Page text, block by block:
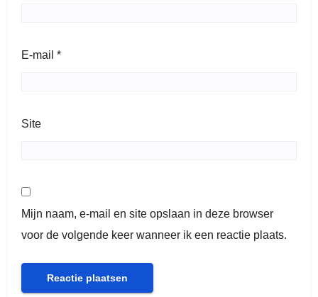
E-mail *
Site
Mijn naam, e-mail en site opslaan in deze browser
voor de volgende keer wanneer ik een reactie plaats.